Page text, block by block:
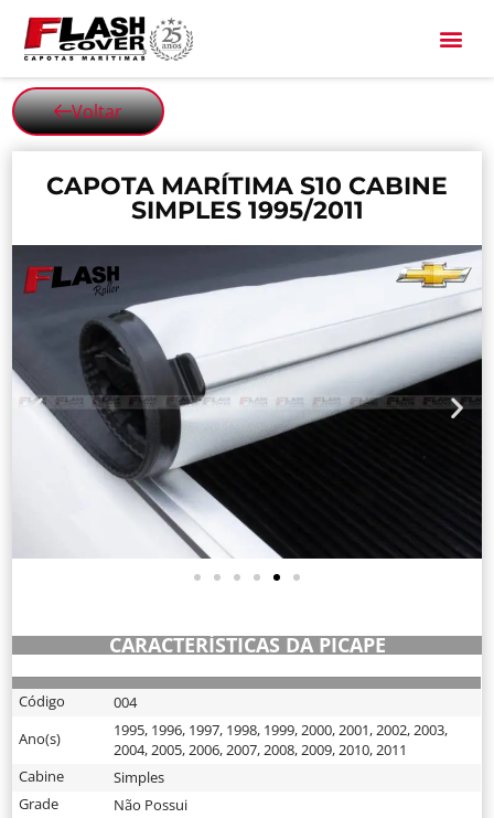
Voltar
CAPOTA MARÍTIMA S10 CABINE
SIMPLES 1995/2011
CARACTERÍSTICAS DA PICAPE
Código
004
Ano(s)
1995, 1996, 1997, 1998, 1999,2000,2001,2002,2003,
2004,2005,2006,2007,2008,2009,2010,2011
Cabine
Simples
Grade
Não Possui